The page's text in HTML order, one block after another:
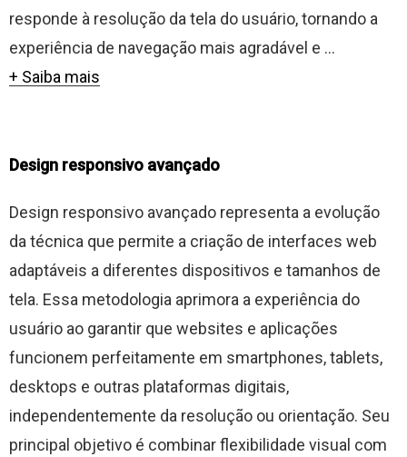
responde à resolução da tela do usuário, tornando a
experiência de navegação mais agradável e ...
+ Saiba mais
Design responsivo avançado
Design responsivo avançado representa a evolução
da técnica que permite a criação de interfaces web
adaptáveis a diferentes dispositivos e tamanhos de
tela. Essa metodologia aprimora a experiência do
usuário ao garantir que websites e aplicações
funcionem perfeitamente em smartphones, tablets,
desktops e outras plataformas digitais,
independentemente da resolução ou orientação. Seu
principal objetivo é combinar flexibilidade visual com